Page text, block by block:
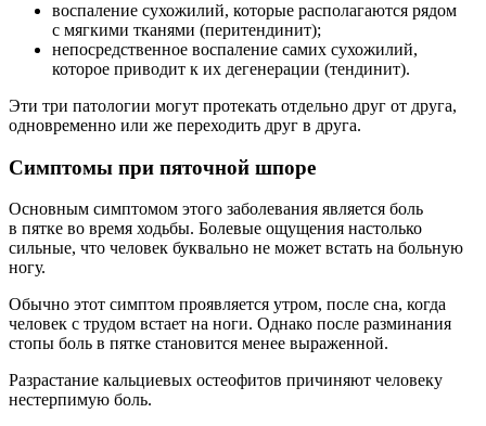
воспаление сухожилий, которые располагаются рядом
с мягкими тканями (перитендинит);
непосредственное воспаление самих сухожилий,
которое приводит к их дегенерации (тендинит).
Эти три патологии могут протекать отдельно друг от друга,
одновременно или же переходить друг в друга.
Симптомы при пяточной шпоре
Основным симптомом этого заболевания является боль
в пятке во время ходьбы. Болевые ощущения настолько
сильные, что человек буквально не может встать на больную
ногу.
Обычно этот симптом проявляется утром, после сна, когда
человек с трудом встает на ноги. Однако после разминания
стопы боль в пятке становится менее выраженной.
Разрастание кальциевых остеофитов причиняют человеку
нестерпимую боль.